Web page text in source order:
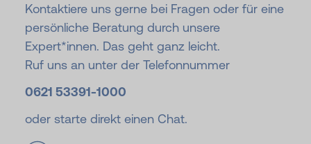
Kontaktiere uns gerne bei Fragen oder für eine
persönliche Beratung durch unsere
Expert*innen. Das geht ganz leicht.
Ruf uns an unter der Telefonnummer
0621 53391-1000
oder starte direkt einen Chat.